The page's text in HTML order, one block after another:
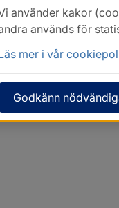
använder kakor
används för
mer i vår
Godkänn